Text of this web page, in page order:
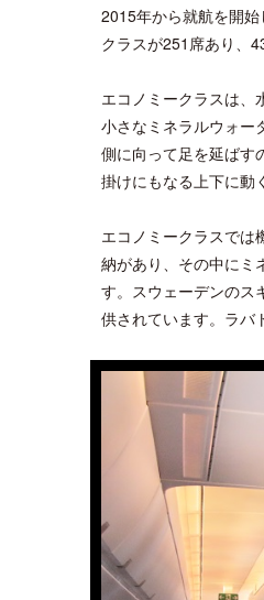
2015年から就航を開
クラスが251席あり、
エコノミークラスは、
小さなミネラルウォー
側に向って足を延ばす
掛けにもなる上下に動
エコノミークラスでは
納があり、その中にミ
す。スウェーデンのス
供されています。ラバ